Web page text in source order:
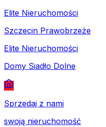
Elite Nieruchomości
Szczecin Prawobrzeże
Elite Nieruchomości
Domy Siadło Dolne
Sprzedaj z nami
swoją nieruchomość